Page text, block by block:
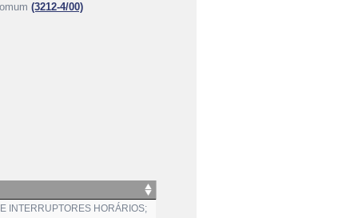
(3212-4/00)
INTERRUPTORES HORÁRIOS;